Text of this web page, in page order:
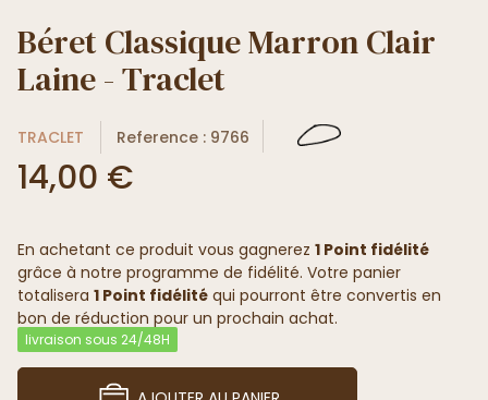
Béret Classique Marron Clair
Laine - Traclet
TRACLET Reference : 9766
14,00 €
En achetant ce produit vous gagnerez 1 Point fidélité
grâce à notre programme de fidélité. Votre panier
totalisera 1 Point fidélité qui pourront être convertis en
bon de réduction pour un prochain achat.
livraison sous 24/48H